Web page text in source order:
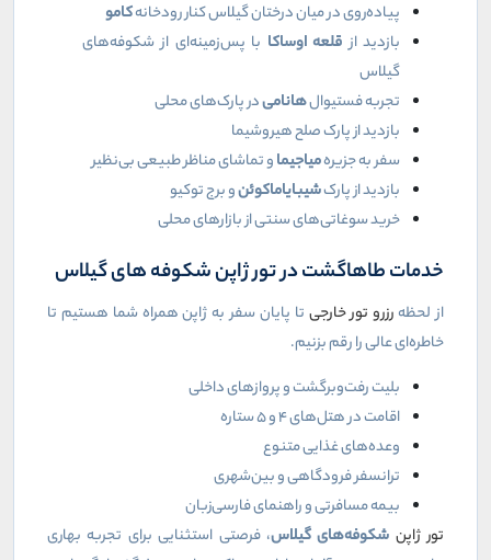
پیاده‌روی در میان درختان گیلاس کنار رودخانهکامو
بازدید از قلعه اوساکا با پس‌زمینه‌ای از شکوفه‌های
گیلاس
تجربه فستیوالهانامیدر پارک‌های محلی
بازدید از پارک صلح هیروشیما
سفر به جزیرهمیاجیماو تماشای مناظر طبیعی بی‌نظیر
بازدید از پارکشیبایاماکوئنو برج توکیو
خرید سوغاتی‌های سنتی از بازارهای محلی
خدمات طاهاگشت در تور ژاپن شکوفه‌ های گیلاس
از لحظه رزرو تور خارجی تا پایان سفر به ژاپن همراه شما هستیم تا
خاطره‌ای عالی را رقم بزنیم.
بلیت رفت‌وبرگشت و پروازهای داخلی
اقامت در هتل‌های ۴ و ۵ ستاره
وعده‌های غذایی متنوع
ترانسفر فرودگاهی و بین‌شهری
بیمه مسافرتی و راهنمای فارسی‌زبان
تور ژاپن شکوفه‌های گیلاس، فرصتی استثنایی برای تجربه بهاری